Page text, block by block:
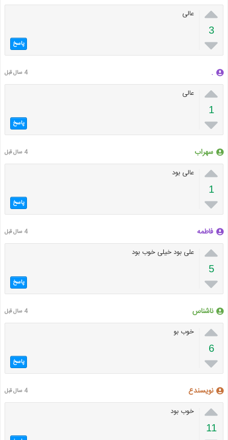

3

عالی
پاسخ
. 4 سال قبل

1

عالی
پاسخ
سهراب 4 سال قبل

1

عالی بود
پاسخ
فاطمه 4 سال قبل

5

علی بود خیلی خوب بود
پاسخ
ناشناس 4 سال قبل

6

خوب بو
پاسخ
نویسندع 4 سال قبل

11
خوب بود